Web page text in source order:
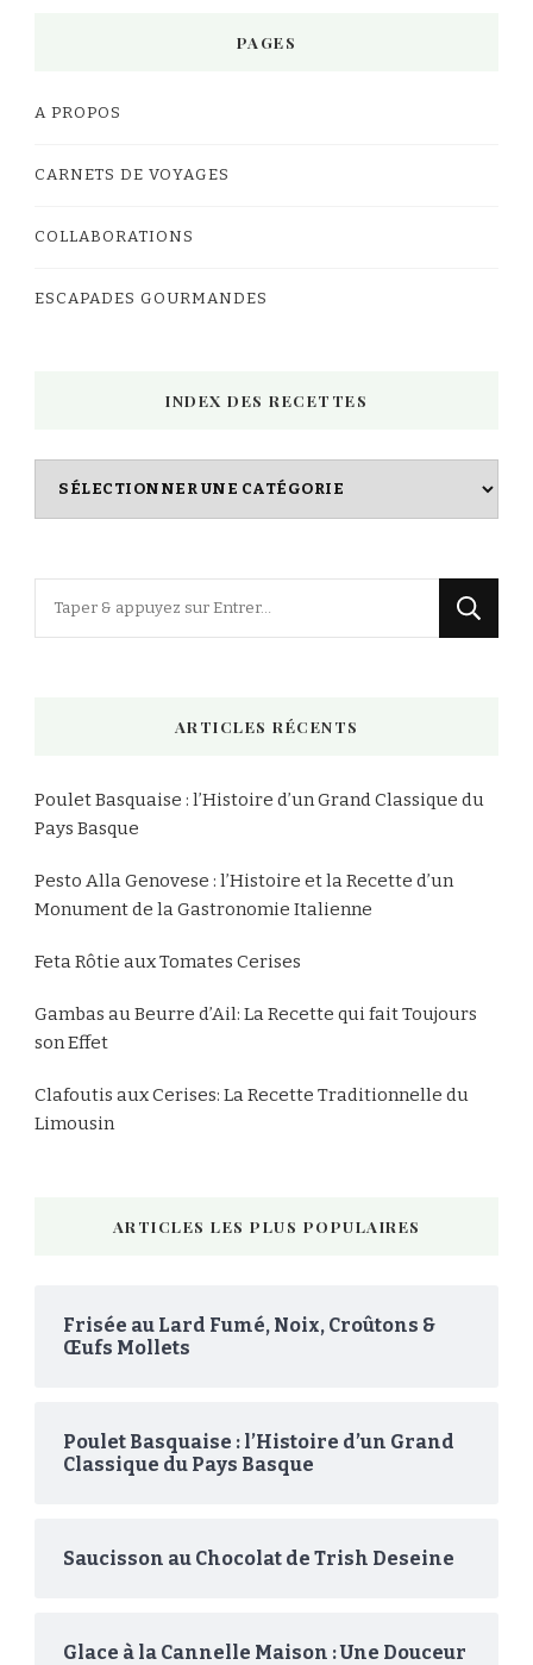
PAGES
A PROPOS
CARNETS DE VOYAGES
COLLABORATIONS
ESCAPADES GOURMANDES
INDEX DES RECETTES
Index
ARTICLES RÉCENTS
Poulet Basquaise : l’Histoire d’un Grand Classique du
Pays Basque
Pesto Alla Genovese : l’Histoire et la Recette d’un
Monument de la Gastronomie Italienne
Feta Rôtie aux Tomates Cerises
Gambas au Beurre d’Ail: La Recette qui fait Toujours
son Effet
Clafoutis aux Cerises: La Recette Traditionnelle du
Limousin
ARTICLES LES PLUS POPULAIRES
Frisée au Lard Fumé, Noix, Croûtons &
Œufs Mollets
Poulet Basquaise : l’Histoire d’un Grand
Classique du Pays Basque
Saucisson au Chocolat de Trish Deseine
Glace à la Cannelle Maison : Une Douceur